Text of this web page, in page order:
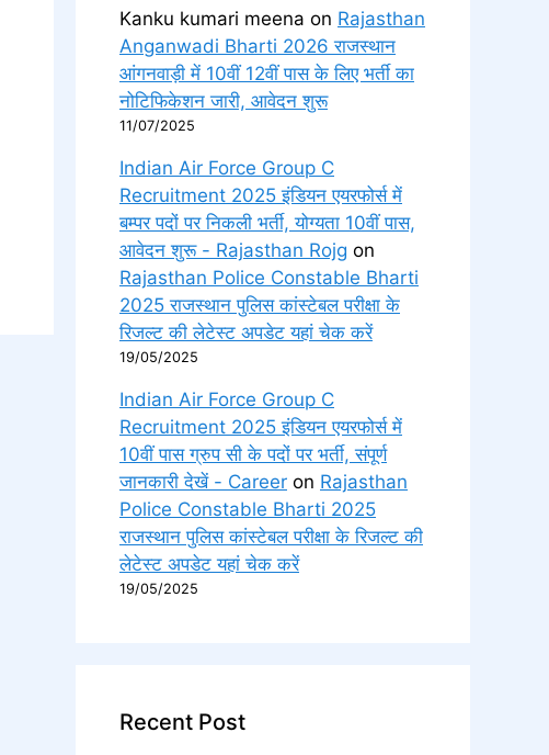
Kanku kumari meena on Rajasthan
Anganwadi Bharti 2026 राजस्थान
आंगनवाड़ी में 10वीं 12वीं पास के लिए भर्ती का
नोटिफिकेशन जारी, आवेदन शुरू
11/07/2025
Indian Air Force Group C
Recruitment 2025 इंडियन एयरफोर्स में
बम्पर पदों पर निकली भर्ती, योग्यता 10वीं पास,
आवेदन शुरू - Rajasthan Rojg on
Rajasthan Police Constable Bharti
2025 राजस्थान पुलिस कांस्टेबल परीक्षा के
रिजल्ट की लेटेस्ट अपडेट यहां चेक करें
19/05/2025
Indian Air Force Group C
Recruitment 2025 इंडियन एयरफोर्स में
10वीं पास ग्रुप सी के पदों पर भर्ती, संपूर्ण
जानकारी देखें - Career on Rajasthan
Police Constable Bharti 2025
राजस्थान पुलिस कांस्टेबल परीक्षा के रिजल्ट की
लेटेस्ट अपडेट यहां चेक करें
19/05/2025
Recent Post